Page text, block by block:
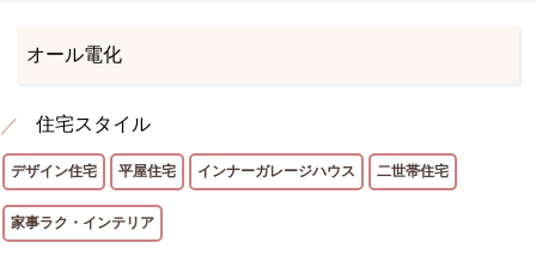
オール電化
住宅スタイル
デザイン住宅 平屋住宅 インナーガレージハウス 二世帯住宅
家事ラク・インテリア